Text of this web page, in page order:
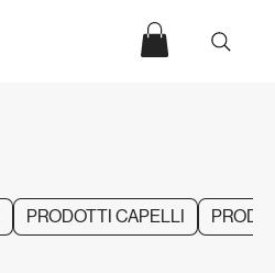
PRODOTTI CAPELLI